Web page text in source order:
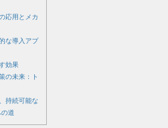
応用とメカ
な導入アプ
効果
の未来：ト
持続可能な
道